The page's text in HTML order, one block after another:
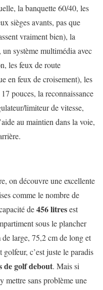
la banquette 60/40, les
sièges avants, pas que
vraiment bien), la
système multimédia avec
les feux de route
en feux de croisement), les
pouces, la reconnaissance
limiteur de vitesse,
au maintien dans la voie,
on découvre une excellente
comme le nombre de
de456 litresest
sous le plancher
large, 75,2 cm de long et
c’est juste le paradis
de golf debout. Mais si
mettre sans problème une